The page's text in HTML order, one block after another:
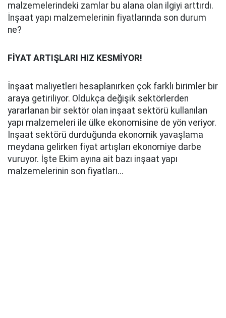
malzemelerindeki zamlar bu alana olan ilgiyi arttırdı.
İnşaat yapı malzemelerinin fiyatlarında son durum
ne?
FİYAT ARTIŞLARI HIZ KESMİYOR!
İnşaat maliyetleri hesaplanırken çok farklı birimler bir
araya getiriliyor. Oldukça değişik sektörlerden
yararlanan bir sektör olan inşaat sektörü kullanılan
yapı malzemeleri ile ülke ekonomisine de yön veriyor.
İnşaat sektörü durduğunda ekonomik yavaşlama
meydana gelirken fiyat artışları ekonomiye darbe
vuruyor. İşte Ekim ayına ait bazı inşaat yapı
malzemelerinin son fiyatları...